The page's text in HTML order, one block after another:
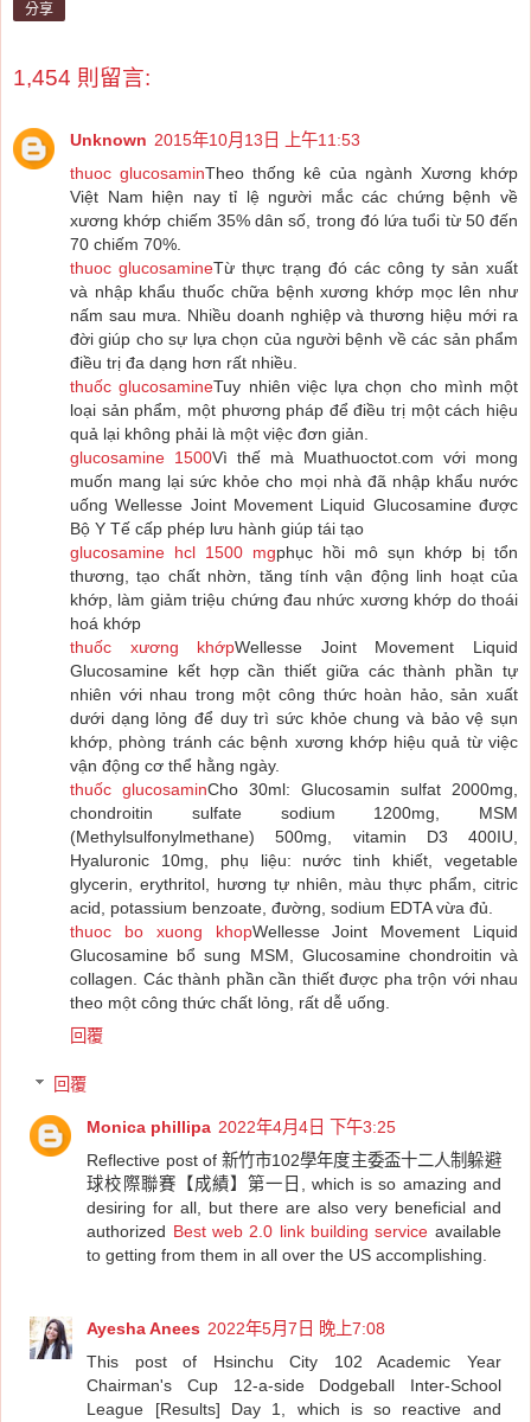
分享
1,454 則留言:
Unknown 2015年10月13日 上午11:53
thuoc glucosaminTheo thống kê của ngành Xương khớp
Việt Nam hiện nay tỉ lệ người mắc các chứng bệnh về
xương khớp chiếm 35% dân số, trong đó lứa tuổi từ 50 đến
70 chiếm 70%.
thuoc glucosamineTừ thực trạng đó các công ty sản xuất
và nhập khẩu thuốc chữa bệnh xương khớp mọc lên như
nấm sau mưa. Nhiều doanh nghiệp và thương hiệu mới ra
đời giúp cho sự lựa chọn của người bệnh về các sản phẩm
điều trị đa dạng hơn rất nhiều.
thuốc glucosamineTuy nhiên việc lựa chọn cho mình một
loại sản phẩm, một phương pháp để điều trị một cách hiệu
quả lại không phải là một việc đơn giản.
glucosamine 1500Vì thế mà Muathuoctot.com với mong
muốn mang lại sức khỏe cho mọi nhà đã nhập khẩu nước
uống Wellesse Joint Movement Liquid Glucosamine được
Bộ Y Tế cấp phép lưu hành giúp tái tạo
glucosamine hcl 1500 mgphục hồi mô sụn khớp bị tổn
thương, tạo chất nhờn, tăng tính vận động linh hoạt của
khớp, làm giảm triệu chứng đau nhức xương khớp do thoái
hoá khớp
thuốc xương khớpWellesse Joint Movement Liquid
Glucosamine kết hợp cần thiết giữa các thành phần tự
nhiên với nhau trong một công thức hoàn hảo, sản xuất
dưới dạng lỏng để duy trì sức khỏe chung và bảo vệ sụn
khớp, phòng tránh các bệnh xương khớp hiệu quả từ việc
vận động cơ thể hằng ngày.
thuốc glucosaminCho 30ml: Glucosamin sulfat 2000mg,
chondroitin sulfate sodium 1200mg, MSM
(Methylsulfonylmethane) 500mg, vitamin D3 400IU,
Hyaluronic 10mg, phụ liệu: nước tinh khiết, vegetable
glycerin, erythritol, hương tự nhiên, màu thực phẩm, citric
acid, potassium benzoate, đường, sodium EDTA vừa đủ.
thuoc bo xuong khopWellesse Joint Movement Liquid
Glucosamine bổ sung MSM, Glucosamine chondroitin và
collagen. Các thành phần cần thiết được pha trộn với nhau
theo một công thức chất lỏng, rất dễ uống.
回覆
回覆
Monica phillipa 2022年4月4日 下午3:25
Reflective post of 新竹市102學年度主委盃十二人制躲避
球校際聯賽【成績】第一日, which is so amazing and
desiring for all, but there are also very beneficial and
authorized Best web 2.0 link building service available
to getting from them in all over the US accomplishing.
Ayesha Anees 2022年5月7日 晚上7:08
This post of Hsinchu City 102 Academic Year
Chairman's Cup 12-a-side Dodgeball Inter-School
League [Results] Day 1, which is so reactive and